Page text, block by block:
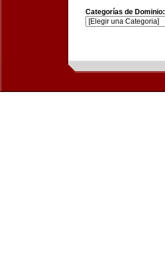
Categorías de Dominio: